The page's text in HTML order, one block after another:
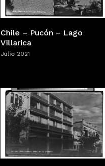
Chile – Pucón – Lago
Villarica
Julio 2021